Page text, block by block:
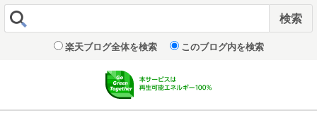
楽天ブログ全体を検索 このブログ内を検索